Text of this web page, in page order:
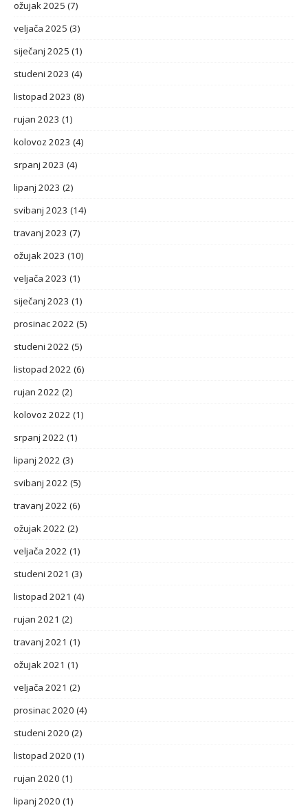
ožujak 2025 (7)
veljača 2025 (3)
siječanj 2025 (1)
studeni 2023 (4)
listopad 2023 (8)
rujan 2023 (1)
kolovoz 2023 (4)
srpanj 2023 (4)
lipanj 2023 (2)
svibanj 2023 (14)
travanj 2023 (7)
ožujak 2023 (10)
veljača 2023 (1)
siječanj 2023 (1)
prosinac 2022 (5)
studeni 2022 (5)
listopad 2022 (6)
rujan 2022 (2)
kolovoz 2022 (1)
srpanj 2022 (1)
lipanj 2022 (3)
svibanj 2022 (5)
travanj 2022 (6)
ožujak 2022 (2)
veljača 2022 (1)
studeni 2021 (3)
listopad 2021 (4)
rujan 2021 (2)
travanj 2021 (1)
ožujak 2021 (1)
veljača 2021 (2)
prosinac 2020 (4)
studeni 2020 (2)
listopad 2020 (1)
rujan 2020 (1)
lipanj 2020 (1)